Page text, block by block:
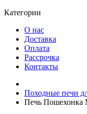
Категории
О нас
Доставка
Оплата
Рассрочка
Контакты
Походные печи
Печь Пошехонка